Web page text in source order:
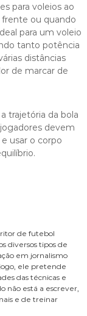
para voleios ao
ou quando
para um voleio
tanto potência
distâncias
de marcar de
trajetória da bola
devem
usar o corpo
de futebol
diversos tipos de
em jornalismo
ele pretende
das técnicas e
não está a escrever,
e de treinar